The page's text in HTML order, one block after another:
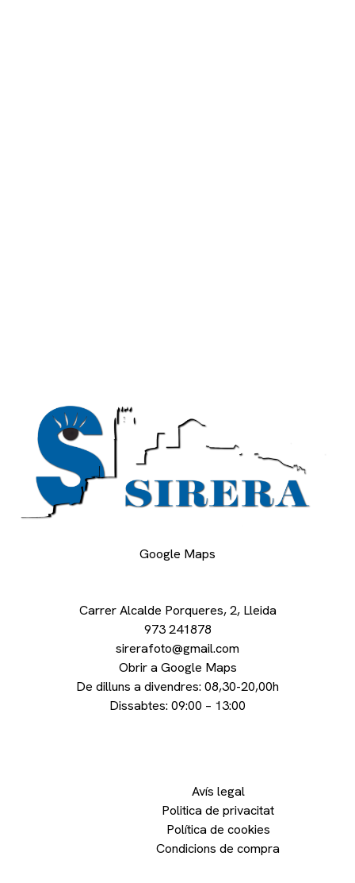
Google Maps
Carrer Alcalde Porqueres, 2, Lleida
973 241878
sirerafoto@gmail.com
Obrir a Google Maps
De dilluns a divendres: 08,30-20,00h
Dissabtes: 09:00 – 13:00
Avís legal
Politica de privacitat
Política de cookies
Condicions de compra